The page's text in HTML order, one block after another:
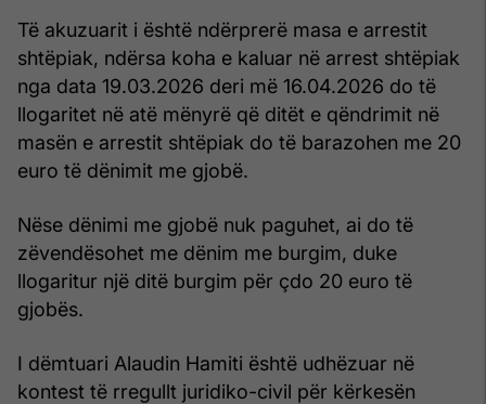
Të akuzuarit i është ndërprerë masa e arrestit
shtëpiak, ndërsa koha e kaluar në arrest shtëpiak
nga data 19.03.2026 deri më 16.04.2026 do të
llogaritet në atë mënyrë që ditët e qëndrimit në
masën e arrestit shtëpiak do të barazohen me 20
euro të dënimit me gjobë.
Nëse dënimi me gjobë nuk paguhet, ai do të
zëvendësohet me dënim me burgim, duke
llogaritur një ditë burgim për çdo 20 euro të
gjobës.
I dëmtuari Alaudin Hamiti është udhëzuar në
kontest të rregullt juridiko-civil për kërkesën